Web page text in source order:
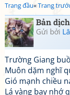
Trang đầu«Trang
Bản
Gửi bởi
Trường Giang
Muôn dặm nghĩ
Gió mạnh chiều
Lá vàng bay nhớ